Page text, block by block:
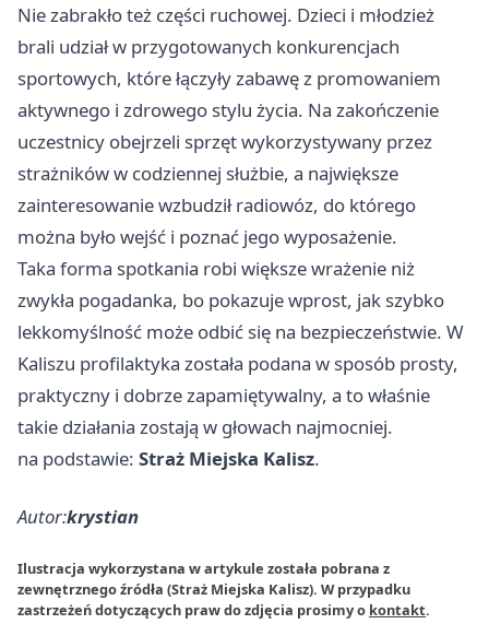
Nie zabrakło też części ruchowej. Dzieci i młodzież
brali udział w przygotowanych konkurencjach
sportowych, które łączyły zabawę z promowaniem
aktywnego i zdrowego stylu życia. Na zakończenie
uczestnicy obejrzeli sprzęt wykorzystywany przez
strażników w codziennej służbie, a największe
zainteresowanie wzbudził radiowóz, do którego
można było wejść i poznać jego wyposażenie.
Taka forma spotkania robi większe wrażenie niż
zwykła pogadanka, bo pokazuje wprost, jak szybko
lekkomyślność może odbić się na bezpieczeństwie. W
Kaliszu profilaktyka została podana w sposób prosty,
praktyczny i dobrze zapamiętywalny, a to właśnie
takie działania zostają w głowach najmocniej.
na podstawie: Straż Miejska Kalisz.
Autor:krystian
Ilustracja wykorzystana w artykule została pobrana z
zewnętrznego źródła (Straż Miejska Kalisz). W przypadku
zastrzeżeń dotyczących praw do zdjęcia prosimy o kontakt.